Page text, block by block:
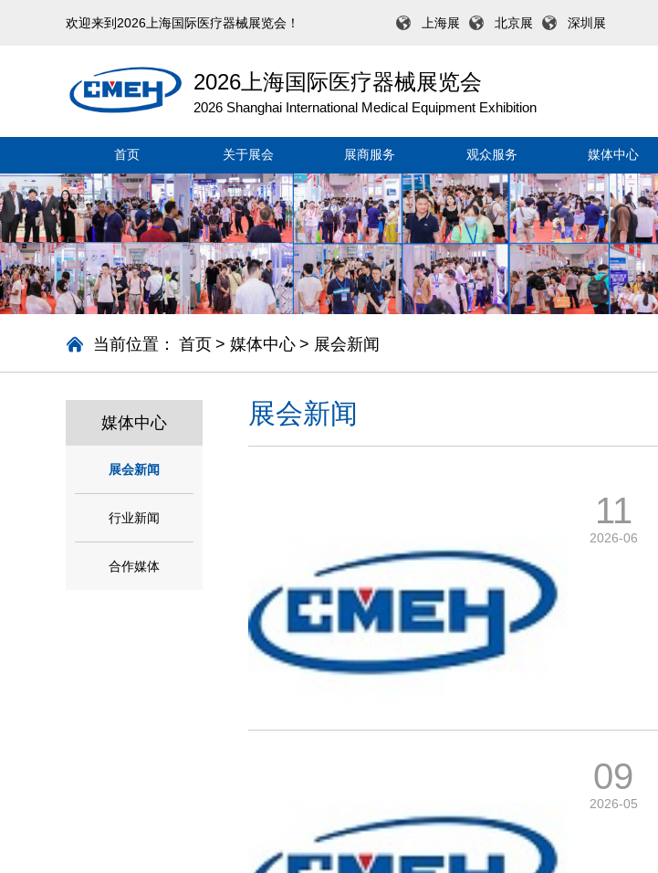
欢迎来到2026上海国际医疗器械展览会！ 上海展 北京展 深圳展
2026上海国际医疗器械展览会
2026 Shanghai International Medical Equipment Exhibition
首页 关于展会 展商服务 观众服务 媒体中心
当前位置： 首页 > 媒体中心 > 展会新闻
媒体中心
展会新闻
行业新闻
合作媒体
展会新闻
11
2026-06
09
2026-05